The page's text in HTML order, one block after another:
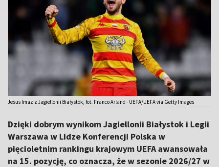
Jesus Imaz z Jagiellonii Białystok, fot. Franco Arland - UEFA/UEFA via Getty Images
Dzięki dobrym wynikom Jagiellonii Białystok i Legii
Warszawa w Lidze Konferencji Polska w
pięcioletnim rankingu krajowym UEFA awansowała
na 15. pozycję, co oznacza, że w sezonie 2026/27 w